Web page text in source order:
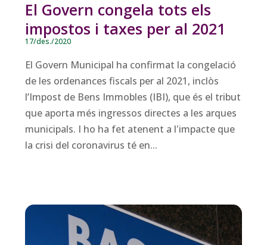
El Govern congela tots els
impostos i taxes per al 2021
17/des./2020
El Govern Municipal ha confirmat la congelació
de les ordenances fiscals per al 2021, inclòs
l’Impost de Bens Immobles (IBI), que és el tribut
que aporta més ingressos directes a les arques
municipals. I ho ha fet atenent a l'impacte que
la crisi del coronavirus té en...